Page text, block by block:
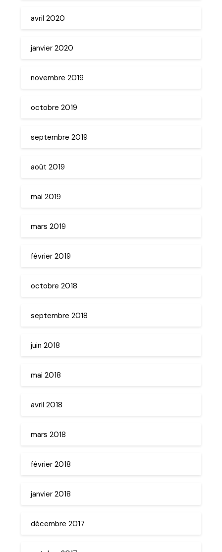
avril 2020
janvier 2020
novembre 2019
octobre 2019
septembre 2019
août 2019
mai 2019
mars 2019
février 2019
octobre 2018
septembre 2018
juin 2018
mai 2018
avril 2018
mars 2018
février 2018
janvier 2018
décembre 2017